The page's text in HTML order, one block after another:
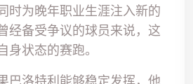
时为晚年职业生涯注入新的
经备受争议的球员来说，这
身状态的赛跑。
巴洛特利能够稳定发挥，他